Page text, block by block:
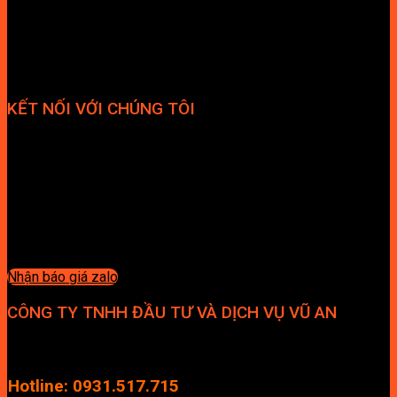
KẾT NỐI VỚI CHÚNG TÔI
Nhận báo giá zalo
CÔNG TY TNHH ĐẦU TƯ VÀ DỊCH VỤ VŨ AN
Hotline: 0931.517.715